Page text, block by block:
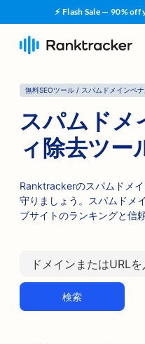
⚡ Flash Sale — 90%
無料SEOツール / スパムドメインペ
スパムドメ
ィ除去ツー
Ranktrackerのスパムドメ
守りましょう。スパムドメ
ブサイトのランキングと信
検索